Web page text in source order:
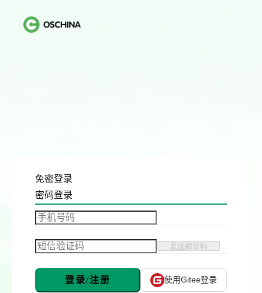
免密登录
密码登录
发送验证码
登录/注册 使用Gitee登录